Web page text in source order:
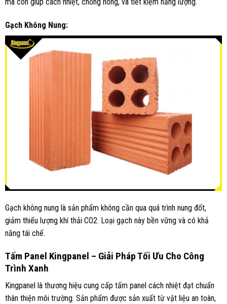
Gạch Không Nung:
Gạch không nung là sản phẩm không cần qua quá trình nung đốt,
giảm thiểu lượng khí thải CO2. Loại gạch này bền vững và có khả
năng tái chế.
Tấm Panel Kingpanel – Giải Pháp Tối Ưu Cho Công
Trình Xanh
Kingpanel là thương hiệu cung cấp tấm panel cách nhiệt đạt chuẩn
thân thiện môi trường. Sản phẩm được sản xuất từ vật liệu an toàn,